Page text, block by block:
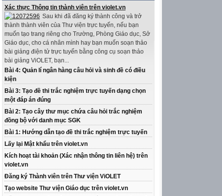
Xác thực Thông tin thành viên trên violet.vn
Sau khi đã đăng ký thành công và trở
thành thành viên của Thư viện trực tuyến, nếu bạn
muốn tạo trang riêng cho Trường, Phòng Giáo dục, Sở
Giáo dục, cho cá nhân mình hay bạn muốn soạn thảo
bài giảng điện tử trực tuyến bằng công cụ soạn thảo
bài giảng ViOLET, bạn...
Bài 4: Quản lí ngân hàng câu hỏi và sinh đề có điều
kiện
Bài 3: Tạo đề thi trắc nghiệm trực tuyến dạng chọn
một đáp án đúng
Bài 2: Tạo cây thư mục chứa câu hỏi trắc nghiệm
đồng bộ với danh mục SGK
Bài 1: Hướng dẫn tạo đề thi trắc nghiệm trực tuyến
Lấy lại Mật khẩu trên violet.vn
Kích hoạt tài khoản (Xác nhận thông tin liên hệ) trên
violet.vn
Đăng ký Thành viên trên Thư viện ViOLET
Tạo website Thư viện Giáo dục trên violet.vn